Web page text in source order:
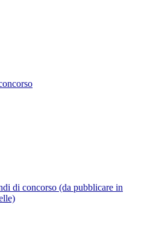
di concorso (da pubblicare in